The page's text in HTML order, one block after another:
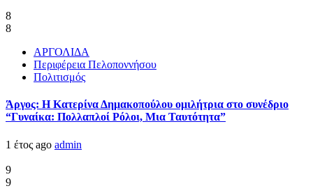
8
8
ΑΡΓΟΛΙΔΑ
Περιφέρεια Πελοποννήσου
Πολιτισμός
Άργος: Η Κατερίνα Δημακοπούλου ομιλήτρια στο συνέδριο
“Γυναίκα: Πολλαπλοί Ρόλοι, Μια Ταυτότητα”
1 έτος ago admin
9
9